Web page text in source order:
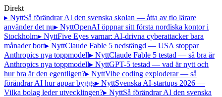
Direkt
▸ NyttSå förändrar AI den svenska skolan — åtta av tio lärare
använder det nu▸ NyttOpenAI öppnar sitt första nordiska kontor i
Stockholm▸ NyttFive Eyes varnar: AI-drivna cyberattacker bara
månader bort▸ NyttClaude Fable 5 nedstängd — USA stoppar
Anthropics nya toppmodell▸ NyttClaude Fable 5 testad — så bra är
Anthropics nya toppmodell▸ NyttGPT-5 testad — vad är nytt och
hur bra är den egentligen?▸ NyttVibe coding exploderar — så
förändrar AI hur appar byggs▸ NyttSvenska AI-startups 2026 —
Vilka bolag leder utvecklingen?▸ NyttSå förändrar AI den svenska